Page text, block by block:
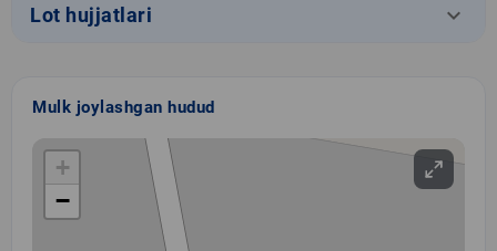
Lot hujjatlari keyboard_arrow_down
Mulk joylashgan hudud
+
−